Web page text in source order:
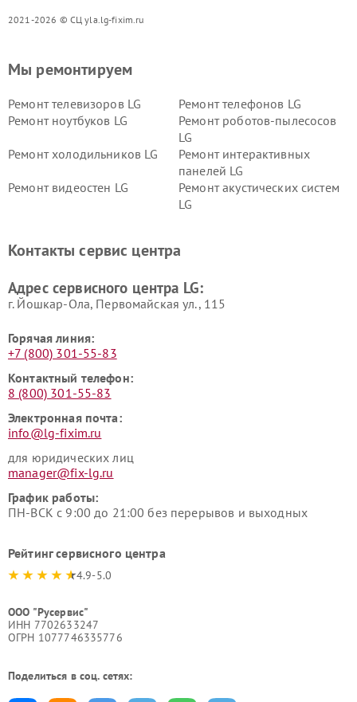
2021-2026 © СЦ yla.lg-fixim.ru
Мы ремонтируем
Ремонт телевизоров LG
Ремонт телефонов LG
Ремонт ноутбуков LG
Ремонт роботов-пылесосов
LG
Ремонт холодильников LG
Ремонт интерактивных
панелей LG
Ремонт видеостен LG
Ремонт акустических систем
LG
Ремонт морозильных камер
Ремонт вертикальных
Контакты сервис центра
Адрес сервисного центра LG:
г. Йошкар-Ола, Первомайская ул., 115
Горячая линия:
+7 (800) 301-55-83
Контактный телефон:
8 (800) 301-55-83
Электронная почта:
info@lg-fixim.ru
для юридических лиц
manager@fix-lg.ru
График работы:
ПН-ВСК с 9:00 до 21:00 без перерывов и выходных
Рейтинг сервисного центра
4.9-5.0
ООО "Русервис"
ИНН 7702633247
ОГРН 1077746335776
Поделиться в соц. сетях: